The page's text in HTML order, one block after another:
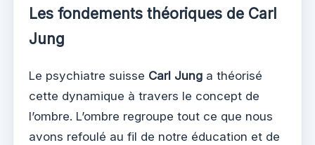
Les fondements théoriques de Carl
Jung
Le psychiatre suisse Carl Jung a théorisé
cette dynamique à travers le concept de
l’ombre. L’ombre regroupe tout ce que nous
avons refoulé au fil de notre éducation et de